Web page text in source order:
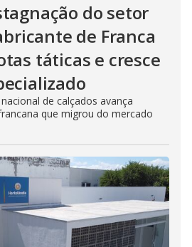
do setor
de Franca
táticas e cresce
de calçados avança
que migrou do mercado